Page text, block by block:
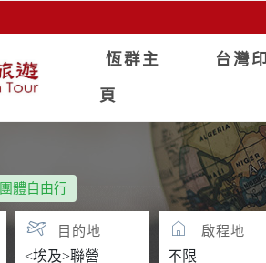
恆群主
頁
台灣
團體自由行
目的地 啟程地